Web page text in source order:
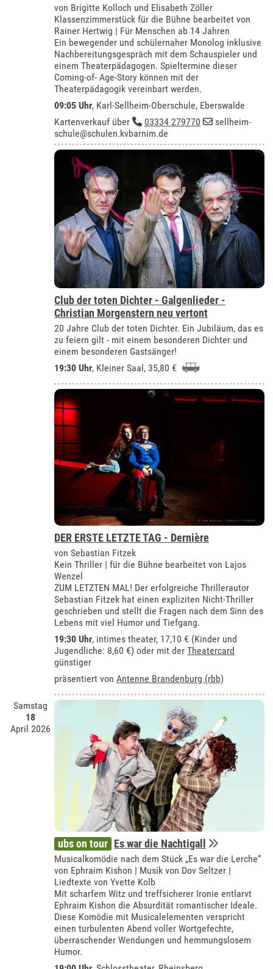
von Brigitte Kolloch und Elisabeth Zöller
Klassenzimmerstück für die Bühne bearbeitet von
Rainer Hertwig | Für Menschen ab 14 Jahren
Ein bewegender und schülernaher Monolog inklusive
Nachbereitungsgespräch mit dem Schauspieler und
einem Theaterpädagogen. Spieltermine dieser
Coming-of- Age-Story können mit der
Theaterpädagogik vereinbart werden.
09:05 Uhr, Karl-Sellheim-Oberschule, Eberswalde
Kartenverkauf über
03334 279770
sellheim-
schule@schulen.kvbarnim.de
Club der toten Dichter - Galgenlieder -
Christian Morgenstern neu vertont
20 Jahre Club der toten Dichter. Ein Jubiläum, das es
zu feiern gilt - mit einem besonderen Dichter und
einem besonderen Gastsänger!
19:30 Uhr, Kleiner Saal , 35,80 €
DER ERSTE LETZTE TAG - Dernière
von Sebastian Fitzek
Kein Thriller | für die Bühne bearbeitet von Lajos
Wenzel
ZUM LETZTEN MAL! Der erfolgreiche Thrillerautor
Sebastian Fitzek hat einen expliziten Nicht-Thriller
geschrieben und stellt die Fragen nach dem Sinn des
Lebens mit viel Humor und Tiefgang.
19:30 Uhr, intimes theater, 17,10 € (Kinder und
Jugendliche: 8,60 €) oder mit derTheatercard
günstiger
präsentiert vonAntenne Brandenburg (rbb)
Samstag
18
April 2026
ubs on tour Es war die Nachtigall
Musicalkomödie nach dem Stück „Es war die Lerche“
von Ephraim Kishon | Musik von Dov Seltzer |
Liedtexte von Yvette Kolb
Mit scharfem Witz und treffsicherer Ironie entlarvt
Ephraim Kishon die Absurdität romantischer Ideale.
Diese Komödie mit Musicalelementen verspricht
einen turbulenten Abend voller Wortgefechte,
überraschender Wendungen und hemmungslosem
Humor.